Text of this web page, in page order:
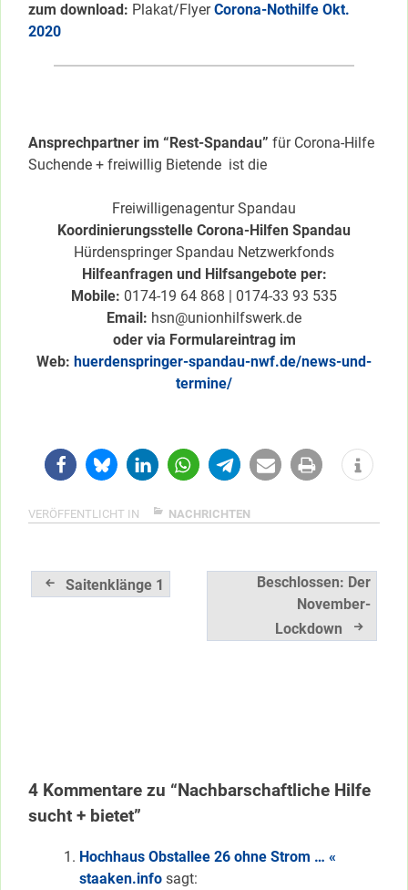
zum download: Plakat/FlyerCorona-Nothilfe Okt.
2020
Ansprechpartner im “Rest-Spandau” für Corona-Hilfe
Suchende + freiwillig Bietende ist die
Freiwilligenagentur Spandau
Koordinierungsstelle Corona-Hilfen Spandau
Hürdenspringer Spandau Netzwerkfonds
Hilfeanfragen und Hilfsangebote per:
Mobile: 0174-19 64 868 | 0174-33 93 535
Email: hsn@unionhilfswerk.de
oder via Formulareintrag im
Web: huerdenspringer-spandau-nwf.de/news-und-
termine/
VERÖFFENTLICHT IN NACHRICHTEN
Beitragsnavigation
Saitenklänge 1
Beschlossen: Der
November-
Lockdown
4 Kommentare zu “Nachbarschaftliche Hilfe
sucht + bietet”
Hochhaus Obstallee 26 ohne Strom … «
staaken.info sagt: